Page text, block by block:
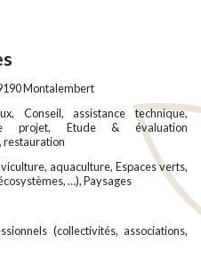
Montalembert
Conseil, assistance technique,
projet, Etude & évaluation
restauration
aquaculture, Espaces verts,
…), Paysages
(collectivités, associations,